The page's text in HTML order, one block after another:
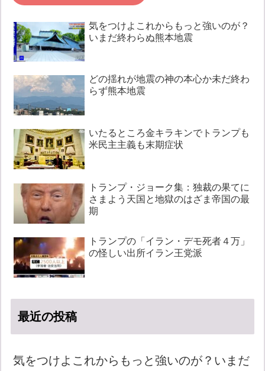
気をつけよこれからもっと強いのが？
いまだ終わらぬ熊本地震
どの揺れが地震の神の本心か未だ終わ
らず熊本地震
いたるところ金キラキンでトランプも
米民主主義も末期症状
トランプ・ジョーク集：独裁の果てに
さまよう天国と地獄のはざま帝国の最
期
トランプの「イラン・デモ死者４万」
の怪しい出所イラン王党派
最近の投稿
気をつけよこれからもっと強いのが？いまだ